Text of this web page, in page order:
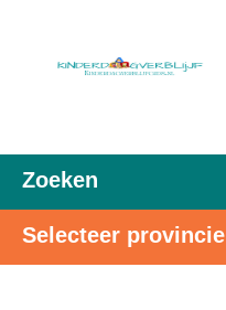
Zoeken
Selecteer provincie